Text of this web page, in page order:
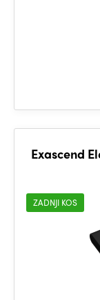
Exascend
ZADNJI KOS